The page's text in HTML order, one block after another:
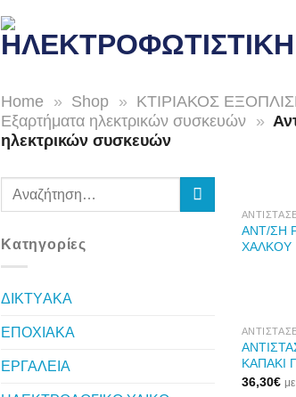
Home » Shop » ΚΤΙΡΙΑΚΟΣ
Εξαρτήματα ηλεκτρικών συσκευών »
ηλεκτρικών συσκευών
Αναζήτηση
Κατηγορίες
ΔΙKTΥAKA
ΕΠΟΧΙΑΚΑ
ΕΡΓΑΛΕΙΑ
ΑΝΤ/ΣΗ
ΧΑΛΚΟΥ
ΚΑΠΑΚΙ
36,30€